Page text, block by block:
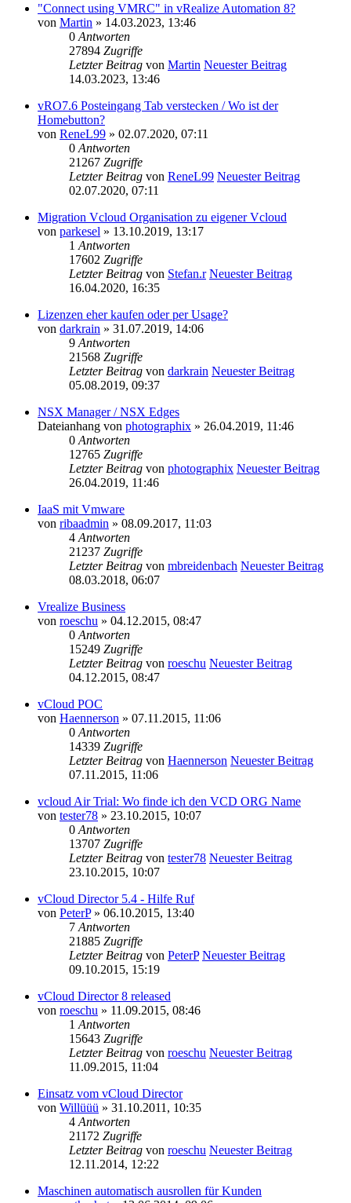
"Connect using VMRC" in vRealize Automation 8?
von Martin » 14.03.2023, 13:46
0 Antworten
27894 Zugriffe
Letzter Beitrag von Martin Neuester Beitrag
14.03.2023, 13:46
vRO7.6 Posteingang Tab verstecken / Wo ist der
Homebutton?
von ReneL99 » 02.07.2020, 07:11
0 Antworten
21267 Zugriffe
Letzter Beitrag von ReneL99 Neuester Beitrag
02.07.2020, 07:11
Migration Vcloud Organisation zu eigener Vcloud
von parkesel » 13.10.2019, 13:17
1 Antworten
17602 Zugriffe
Letzter Beitrag von Stefan.r Neuester Beitrag
16.04.2020, 16:35
Lizenzen eher kaufen oder per Usage?
von darkrain » 31.07.2019, 14:06
9 Antworten
21568 Zugriffe
Letzter Beitrag von darkrain Neuester Beitrag
05.08.2019, 09:37
NSX Manager / NSX Edges
Dateianhang von photographix » 26.04.2019, 11:46
0 Antworten
12765 Zugriffe
Letzter Beitrag von photographix Neuester Beitrag
26.04.2019, 11:46
IaaS mit Vmware
von ribaadmin » 08.09.2017, 11:03
4 Antworten
21237 Zugriffe
Letzter Beitrag von mbreidenbach Neuester Beitrag
08.03.2018, 06:07
Vrealize Business
von roeschu » 04.12.2015, 08:47
0 Antworten
15249 Zugriffe
Letzter Beitrag von roeschu Neuester Beitrag
04.12.2015, 08:47
vCloud POC
von Haennerson » 07.11.2015, 11:06
0 Antworten
14339 Zugriffe
Letzter Beitrag von Haennerson Neuester Beitrag
07.11.2015, 11:06
vcloud Air Trial: Wo finde ich den VCD ORG Name
von tester78 » 23.10.2015, 10:07
0 Antworten
13707 Zugriffe
Letzter Beitrag von tester78 Neuester Beitrag
23.10.2015, 10:07
vCloud Director 5.4 - Hilfe Ruf
von PeterP» 06.10.2015, 13:40
7 Antworten
21885 Zugriffe
Letzter Beitrag von PeterP Neuester Beitrag
09.10.2015, 15:19
vCloud Director 8 released
von roeschu » 11.09.2015, 08:46
1 Antworten
15643 Zugriffe
Letzter Beitrag von roeschu Neuester Beitrag
11.09.2015, 11:04
Einsatz vom vCloud Director
von Willüüü » 31.10.2011, 10:35
4 Antworten
21172 Zugriffe
Letzter Beitrag von roeschu Neuester Beitrag
12.11.2014, 12:22
Maschinen automatisch ausrollen für Kunden